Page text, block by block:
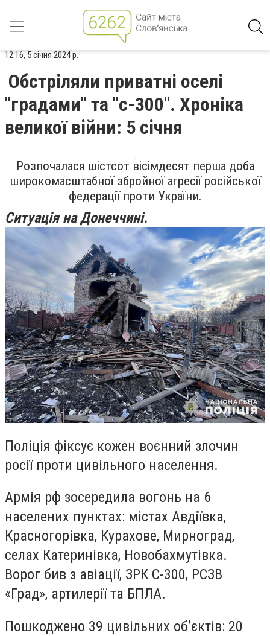
12:16, 5 січня 2024 р.
Обстріляли приватні оселі
"градами" та "с-300". Хроніка
великої війни: 5 січня
Розпочалася шістсот вісімдесят перша доба
широкомасштабної збройної агресії російської
федерації проти України.
Ситуація на Донеччині.
Поліція фіксує кожен воєнний злочин
росії проти цивільного населення.
Армія рф зосередила вогонь на 6
населених пунктах: містах Авдіївка,
Красногорівка, Курахове, Мирноград,
селах Катеринівка, Новобахмутівка.
Ворог бив з авіації, ЗРК С-300, РСЗВ
«Град», артилерії та БПЛА.
Пошкоджено 39 цивільних об’єктів: 20